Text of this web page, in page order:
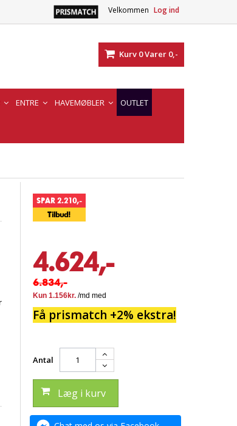
Velkommen Log ind
Kurv 0Varer 0,-
ENTRE HAVEMØBLER OUTLET
SPAR 2.210,-
Tilbud!
4.624,-
6.834,-
Få prismatch +2% ekstra!
Antal
Læg i kurv